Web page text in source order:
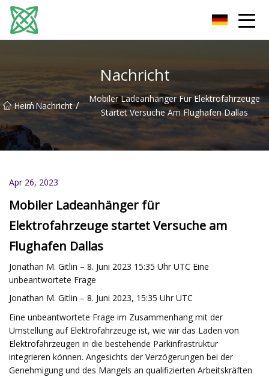
Nachricht
Heim
/ Nachricht /
Mobiler Ladeanhänger Für Elektrofahrzeuge
Startet Versuche Am Flughafen Dallas
Apr 26, 2023
Mobiler Ladeanhänger für
Elektrofahrzeuge startet Versuche am
Flughafen Dallas
Jonathan M. Gitlin – 8. Juni 2023 15:35 Uhr UTC Eine
unbeantwortete Frage
Jonathan M. Gitlin – 8. Juni 2023, 15:35 Uhr UTC
Eine unbeantwortete Frage im Zusammenhang mit der
Umstellung auf Elektrofahrzeuge ist, wie wir das Laden von
Elektrofahrzeugen in die bestehende Parkinfrastruktur
integrieren können. Angesichts der Verzögerungen bei der
Genehmigung und des Mangels an qualifizierten Arbeitskräften